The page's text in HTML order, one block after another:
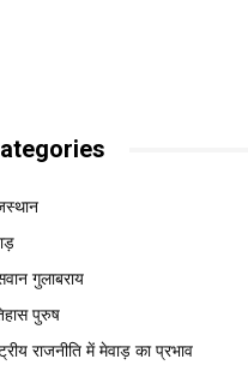
गुलाबराय
पुरुष
राजनीति में मेवाड़ का प्रभाव